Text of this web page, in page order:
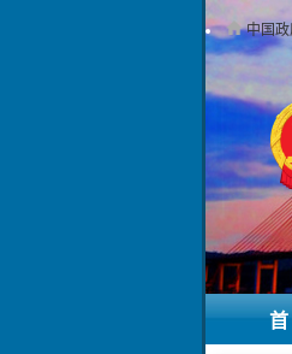
中国政
首